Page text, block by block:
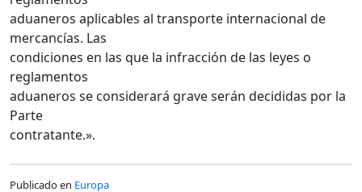
aduaneros aplicables al transporte internacional de
mercancías. Las
condiciones en las que la infracción de las leyes o
reglamentos
aduaneros se considerará grave serán decididas por la
Parte
contratante.».
Publicado en Europa